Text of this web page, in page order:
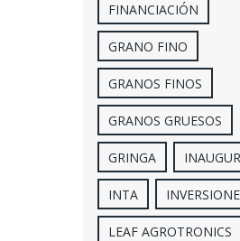
FINANCIACIÓN
GRANO FINO
GRANOS FINOS
GRANOS GRUESOS
GRINGA
INTA
LEAF AGROTRONICS